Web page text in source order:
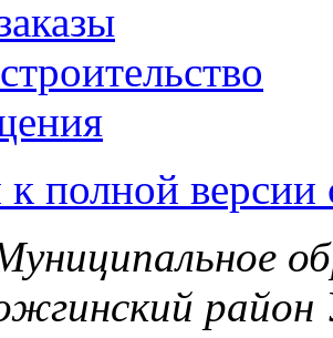
полной версии
район